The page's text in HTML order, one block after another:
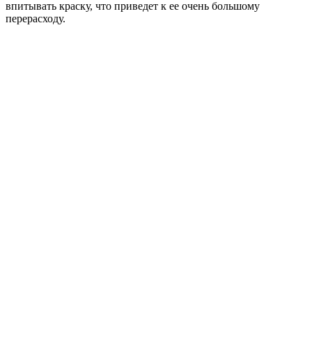
впитывать краску, что приведет к ее очень большому
перерасходу.